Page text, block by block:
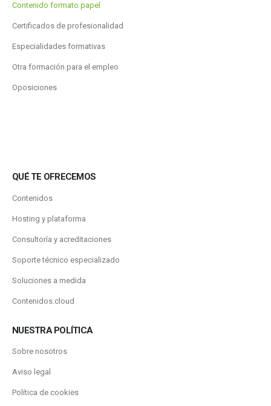
Contenido formato papel
Certificados de profesionalidad
Especialidades formativas
Otra formación para el empleo
Oposiciones
QUÉ TE OFRECEMOS
Contenidos
Hosting y plataforma
Consultoría y acreditaciones
Soporte técnico especializado
Soluciones a medida
Contenidos.cloud
NUESTRA POLÍTICA
Sobre nosotros
Aviso legal
Política de cookies